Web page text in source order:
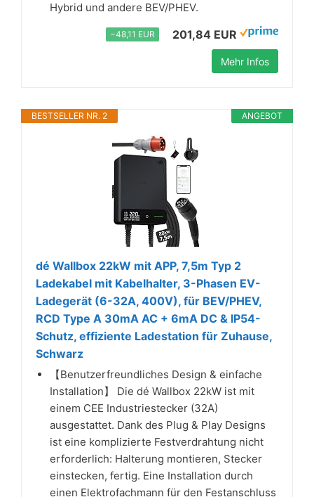
Hybrid und andere BEV/PHEV.
−48,11 EUR 201,84 EUR
Mehr Infos
ANGEBOT
BESTSELLER NR. 2
dé Wallbox 22kW mit APP, 7,5m Typ 2
Ladekabel mit Kabelhalter, 3-Phasen EV-
Ladegerät (6-32A, 400V), für BEV/PHEV,
RCD Type A 30mA AC + 6mA DC & IP54-
Schutz, effiziente Ladestation für Zuhause,
Schwarz
【Benutzerfreundliches Design & einfache
Installation】 Die dé Wallbox 22kW ist mit
einem CEE Industriestecker (32A)
ausgestattet. Dank des Plug & Play Designs
ist eine komplizierte Festverdrahtung nicht
erforderlich: Halterung montieren, Stecker
einstecken, fertig. Eine Installation durch
einen Elektrofachmann für den Festanschluss